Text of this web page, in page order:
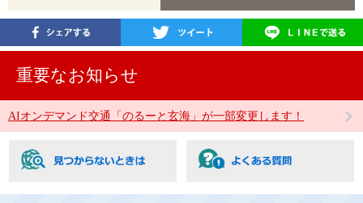
重要なお知らせ
AIオンデマンド交通「のるーと玄海」が一部変更します！